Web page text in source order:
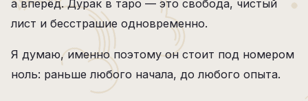
а вперёд. Дурак в таро — это свобода, чистый
лист и бесстрашие одновременно.
Я думаю, именно поэтому он стоит под номером
ноль: раньше любого начала, до любого опыта.